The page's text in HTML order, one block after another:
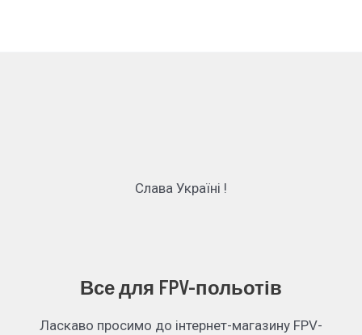
Слава Україні !
Все для FPV-польотів
Ласкаво просимо до інтернет-магазину FPV-